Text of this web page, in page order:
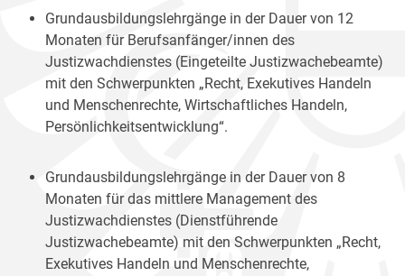
Grundausbildungslehrgänge in der Dauer von 12
Monaten für Berufsanfänger/innen des
Justizwachdienstes (Eingeteilte Justizwachebeamte)
mit den Schwerpunkten „Recht, Exekutives Handeln
und Menschenrechte, Wirtschaftliches Handeln,
Persönlichkeitsentwicklung“.
Grundausbildungslehrgänge in der Dauer von 8
Monaten für das mittlere Management des
Justizwachdienstes (Dienstführende
Justizwachebeamte) mit den Schwerpunkten „Recht,
Exekutives Handeln und Menschenrechte,